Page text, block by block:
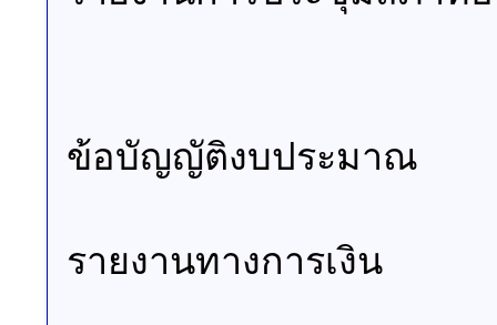
ข้อบัญญัติงบประมาณ
รายงานทางการเงิน